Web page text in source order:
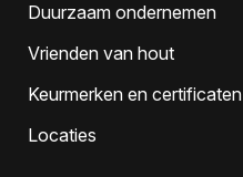
Duurzaam ondernemen
Vrienden van hout
Keurmerken en certificaten
Locaties